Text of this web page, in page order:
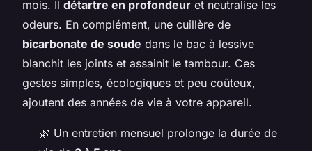
mois. Il détartre en profondeur et neutralise les
odeurs. En complément, une cuillère de
bicarbonate de soude dans le bac à lessive
blanchit les joints et assainit le tambour. Ces
gestes simples, écologiques et peu coûteux,
ajoutent des années de vie à votre appareil.
🌿 Un entretien mensuel prolonge la durée de